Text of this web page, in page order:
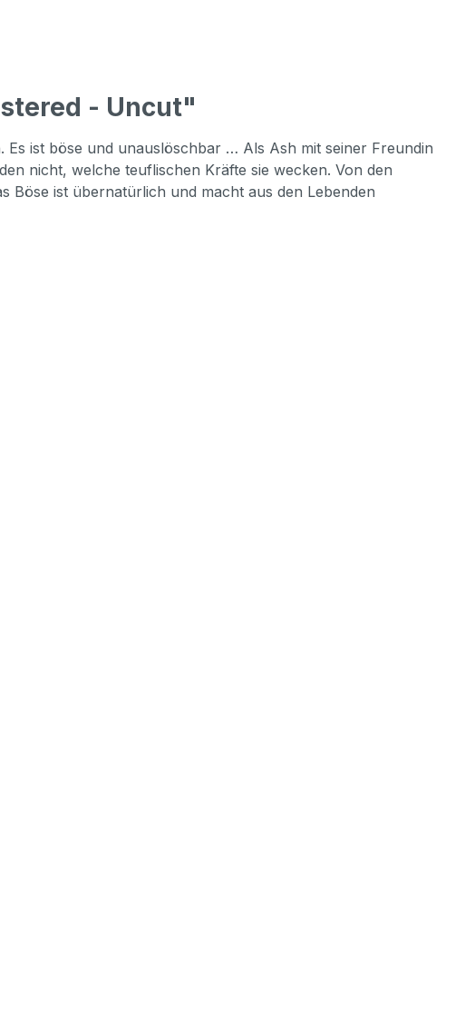
- Uncut"
Es ist böse und unauslöschbar … Als Ash mit seiner Freundin
nicht, welche teuflischen Kräfte sie wecken. Von den
Böse ist übernatürlich und macht aus den Lebenden